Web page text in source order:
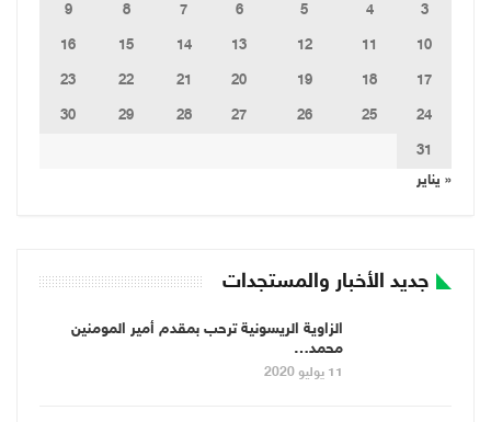
3
4
5
6
7
8
9
10
11
12
13
14
15
16
17
18
19
20
21
22
23
24
25
26
27
28
29
30
31
« يناير
جديد الأخبار والمستجدات
الزاوية الريسونية ترحب بمقدم أمير المومنين
محمد…
11 يوليو 2020